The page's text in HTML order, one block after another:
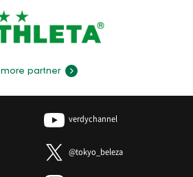
more partner
verdychannel
@tokyo_beleza